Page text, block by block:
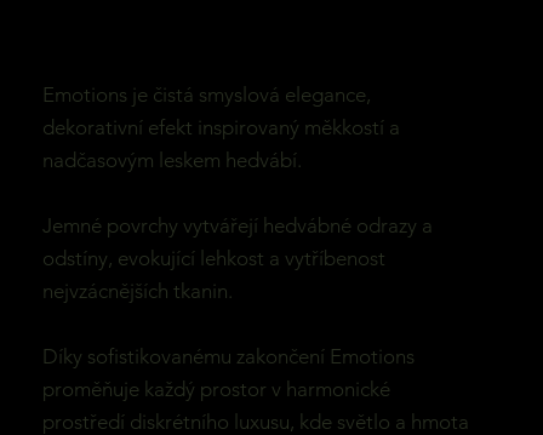
Emotions je čistá smyslová elegance,
dekorativní efekt inspirovaný měkkostí a
nadčasovým leskem hedvábí.
Jemné povrchy vytvářejí hedvábné odrazy a
odstíny, evokující lehkost a vytříbenost
nejvzácnějších tkanin.
Díky sofistikovanému zakončení Emotions
proměňuje každý prostor v harmonické
prostředí diskrétního luxusu, kde světlo a hmota